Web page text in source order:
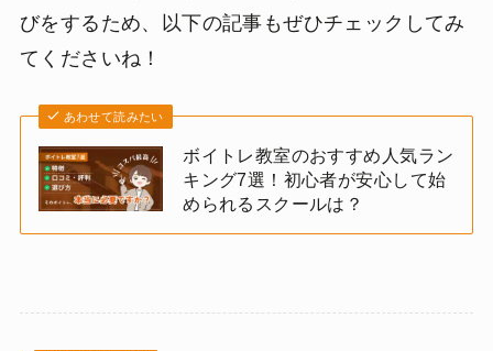
びをするため、以下の記事もぜひチェックしてみ
てくださいね！
あわせて読みたい
ボイトレ教室のおすすめ人気ラン
キング7選！初心者が安心して始
められるスクールは？